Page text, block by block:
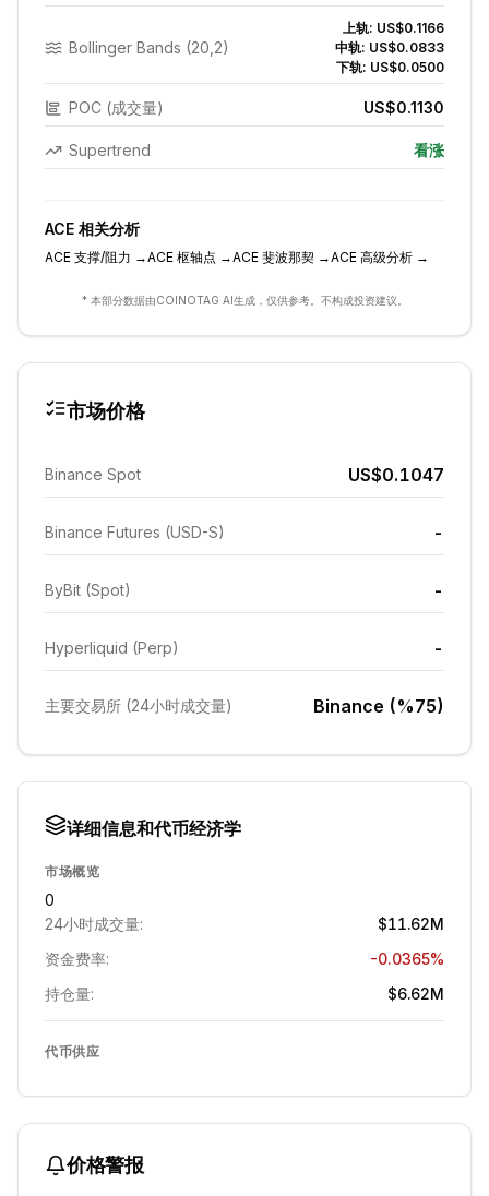
Bollinger Bands (20,2)
上轨: US$0.1166
中轨: US$0.0833
下轨: US$0.0500
POC (成交量) US$0.1130
Supertrend 看涨
ACE 相关分析
ACE 支撑/阻力 →ACE 枢轴点 →ACE 斐波那契 →ACE 高级分析 →
* 本部分数据由COINOTAG AI生成，仅供参考。不构成投资建议。
市场价格
Binance Spot US$0.1047
Binance Futures (USD-S) -
ByBit (Spot) -
Hyperliquid (Perp) -
主要交易所 (24小时成交量) Binance (%75)
详细信息和代币经济学
市场概览
0
24小时成交量:
$11.62M
资金费率:
-0.0365%
持仓量:
$6.62M
代币供应
价格警报